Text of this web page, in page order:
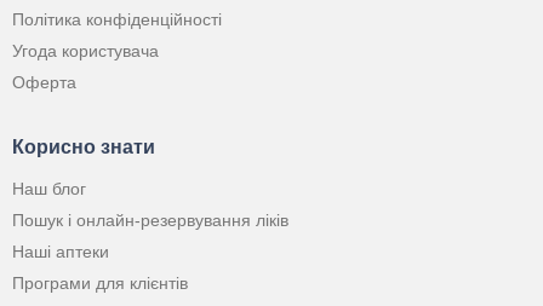
Політика конфіденційності
Угода користувача
Оферта
Корисно знати
Наш блог
Пошук і онлайн-резервування ліків
Наші аптеки
Програми для клієнтів